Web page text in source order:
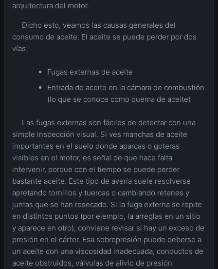
arquitectura del motor.
Dicho esto, veamos las causas generales del
consumo de aceite. El aceite se puede perder por dos
vías:
Fugas externas de aceite
Entrada de aceite en la cámara de combustión
(lo que se conoce como quema de aceite)
Las fugas externas son fáciles de detectar con una
simple inspección visual. Si ves manchas de aceite
importantes en el suelo donde aparcas o goteras
visibles en el motor, es señal de que hace falta
intervenir, porque con el tiempo se puede perder
bastante aceite. Este tipo de avería suele resolverse
apretando tornillos y tuercas o cambiando retenes y
juntas que se han resecado. Si la fuga externa se repite
en distintos puntos (por ejemplo, la arreglas en un sitio
y aparece en otro), conviene revisar si hay un exceso de
presión en el cárter. Esa sobrepresión puede deberse a
un aceite con una viscosidad inadecuada, conductos de
aceite obstruidos, válvulas de alivio de presión